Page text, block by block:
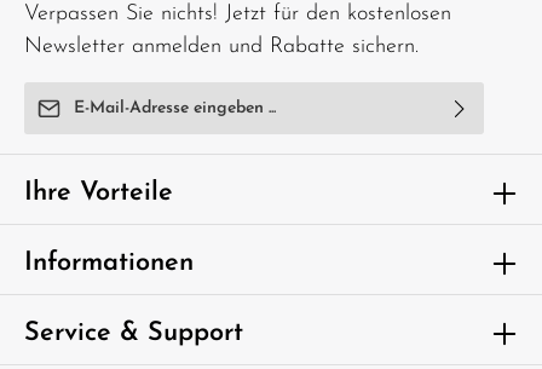
Verpassen Sie nichts! Jetzt für den kostenlosen
Newsletter anmelden und Rabatte sichern.
E-Mail-Adresse*
Ich habe dieDatenschutzbestimmungenzur Kenntnis
genommen und die
einverstanden.
Um weiterzugehen, geben Sie die oben
abgebildeten Zeichen ein*
Ihre Vorteile
Informationen
Service & Support